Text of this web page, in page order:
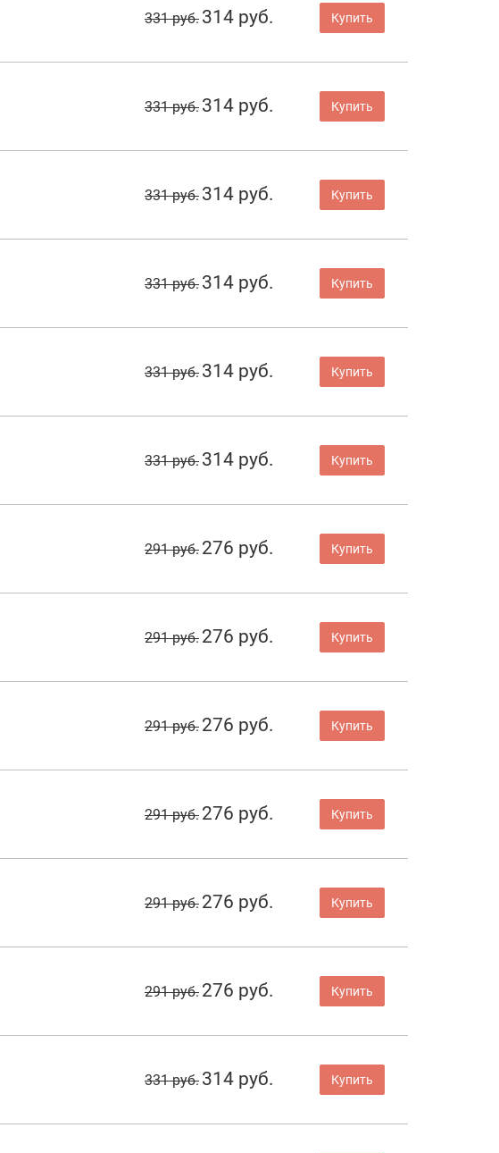
331 руб. 314 руб. Купить
331 руб. 314 руб. Купить
331 руб. 314 руб. Купить
331 руб. 314 руб. Купить
331 руб. 314 руб. Купить
331 руб. 314 руб. Купить
291 руб. 276 руб. Купить
291 руб. 276 руб. Купить
291 руб. 276 руб. Купить
291 руб. 276 руб. Купить
291 руб. 276 руб. Купить
291 руб. 276 руб. Купить
331 руб. 314 руб. Купить